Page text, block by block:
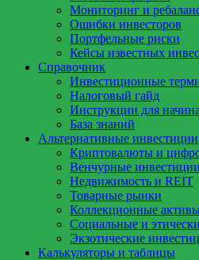
Мониторинг и
Ошибки инвесторов
Портфельные риски
Кейсы известных
Справочник
Инвестиционные
Налоговый гайд
Инструкции для
База знаний
Альтернативные инвестиции
Криптовалюты и
Венчурные
Недвижимость и REIT
Товарные рынки
Коллекционные
Социальные и
Экзотические
Калькуляторы и таблицы